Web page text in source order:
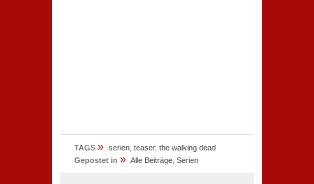
TAGS » serien teaser, the walking dead
Gepostet in » Alle Beiträge Serien